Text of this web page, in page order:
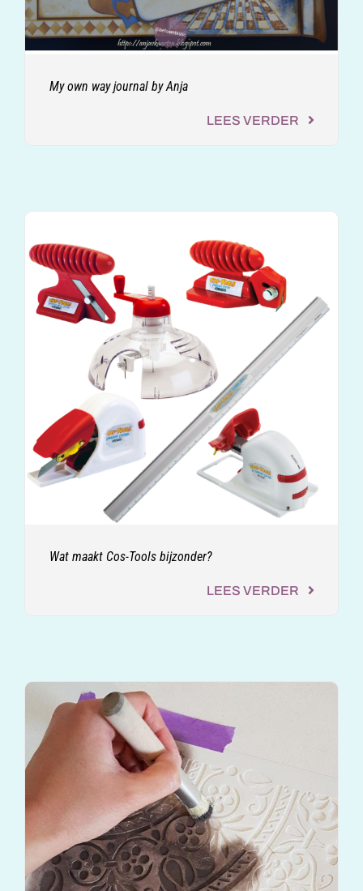
My own way journal by Anja
LEES VERDER
Wat maakt Cos-Tools bijzonder?
LEES VERDER